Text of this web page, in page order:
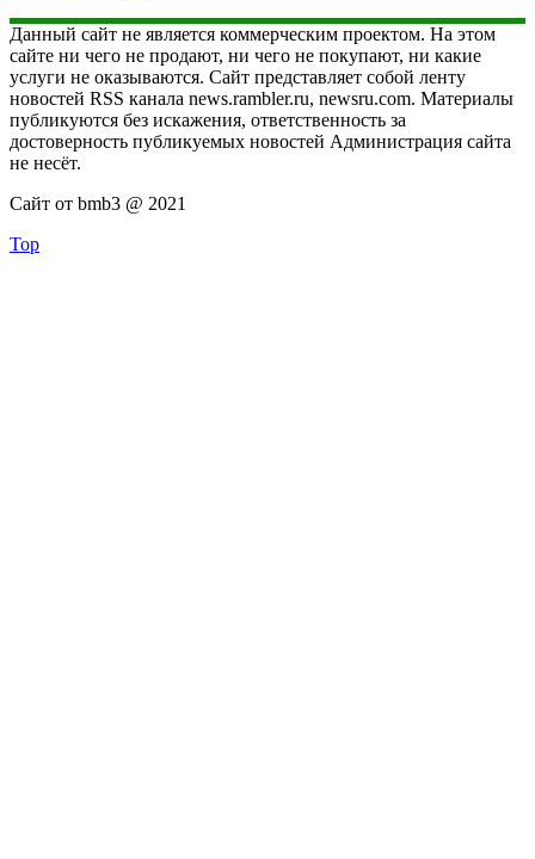
Данный сайт не является коммерческим проектом. На этом
сайте ни чего не продают, ни чего не покупают, ни какие
услуги не оказываются. Сайт представляет собой ленту
новостей RSS канала news.rambler.ru, newsru.com. Материалы
публикуются без искажения, ответственность за
достоверность публикуемых новостей Администрация сайта
не несёт.
Сайт от bmb3 @ 2021
Top